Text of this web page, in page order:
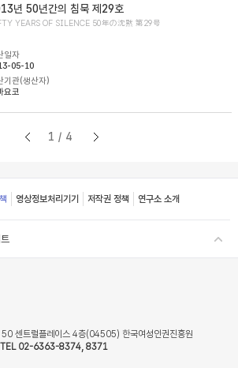
년 50년간의 침묵 제29호
YEARS OF SILENCE 50年の沈黙 第29号
일자
05-10
기관(생산자)
요코
1/4
영상정보처리기기 저작권 정책 연구소 소개
50 센트럴플레이스 4층(04505) 한국여성인권진흥원
TEL 02-6363-8374, 8371